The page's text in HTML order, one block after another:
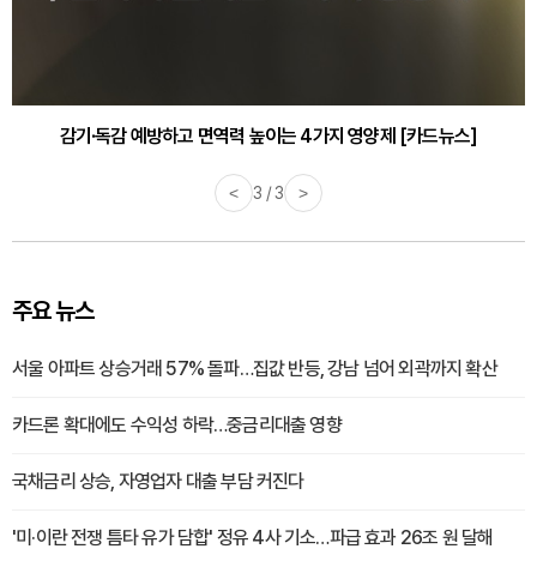
감기·독감 예방하고 면역력 높이는 4가지 영양제 [카드뉴스]
< 3 / 3 >
주요 뉴스
서울 아파트 상승거래 57% 돌파…집값 반등, 강남 넘어 외곽까지 확산
카드론 확대에도 수익성 하락…중금리대출 영향
국채금리 상승, 자영업자 대출 부담 커진다
'미·이란 전쟁 틈타 유가 담합' 정유 4사 기소…파급 효과 26조 원 달해